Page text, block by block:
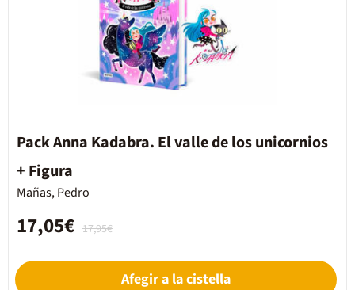
Pack Anna Kadabra. El valle de los unicornios
+ Figura
Mañas, Pedro
17,95€
17,05€
Afegir a la cistella